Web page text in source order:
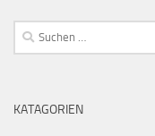
Suchen
nach:
KATAGORIEN